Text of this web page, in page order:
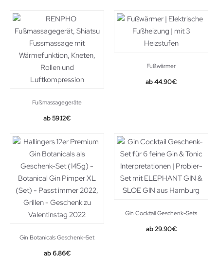
Fußmassagegeräte
59.12€
Fußwärmer
Original
44.90€Current
Gin Botanicals Geschenk-Set
6.86€
Gin Cocktail Geschenk-Sets
29.90€